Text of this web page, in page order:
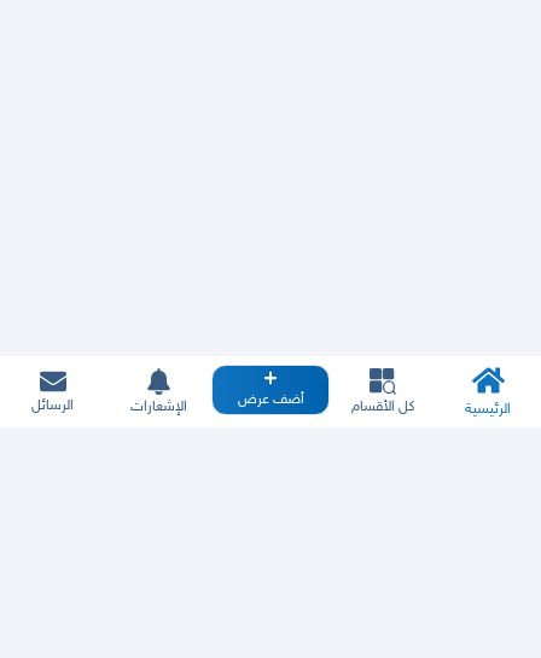
الرئيسية كل الأقسام أضف عرض الإشعارات الرسائل